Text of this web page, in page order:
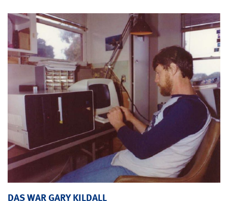
DAS WAR GARY KILDALL